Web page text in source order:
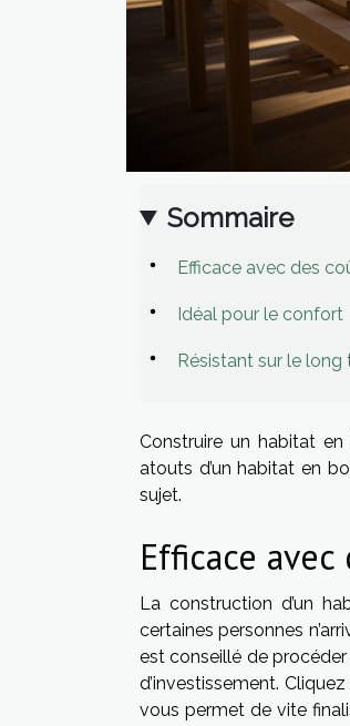
Sommaire
Efficace avec des
Idéal pour le confort
Résistant sur le long
Construire un habitat
atouts d’un habitat en
sujet.
Efficace
La construction d’un
certaines personnes
est conseillé de
d’investissement.
vous permet de vite